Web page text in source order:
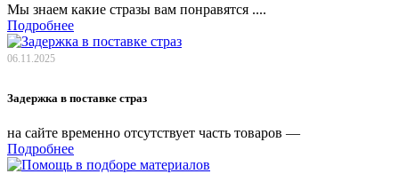
Мы знаем какие стразы вам понравятся ....
Подробнее
06.11.2025
Задержка в поставке страз
на сайте временно отсутствует часть товаров —
Подробнее